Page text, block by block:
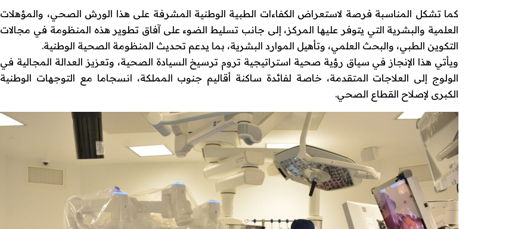
كما تشكل المناسبة فرصة لاستعراض الكفاءات الطبية الوطنية المشرفة على هذا الورش الصحي، والمؤهلات
العلمية والبشرية التي يتوفر عليها المركز، إلى جانب تسليط الضوء على آفاق تطوير هذه المنظومة في مجالات
التكوين الطبي، والبحث العلمي، وتأهيل الموارد البشرية، بما يدعم تحديث المنظومة الصحية الوطنية.
ويأتي هذا الإنجاز في سياق رؤية صحية استراتيجية تروم ترسيخ السيادة الصحية، وتعزيز العدالة المجالية في
الولوج إلى العلاجات المتقدمة، خاصة لفائدة ساكنة أقاليم جنوب المملكة، انسجاما مع التوجهات الوطنية
الكبرى لإصلاح القطاع الصحي.